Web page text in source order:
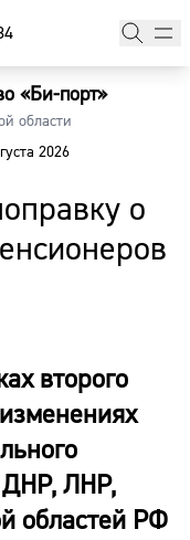
«Би-порт»
области
2026
о
второго
ДНР, ЛНР,
областей РФ